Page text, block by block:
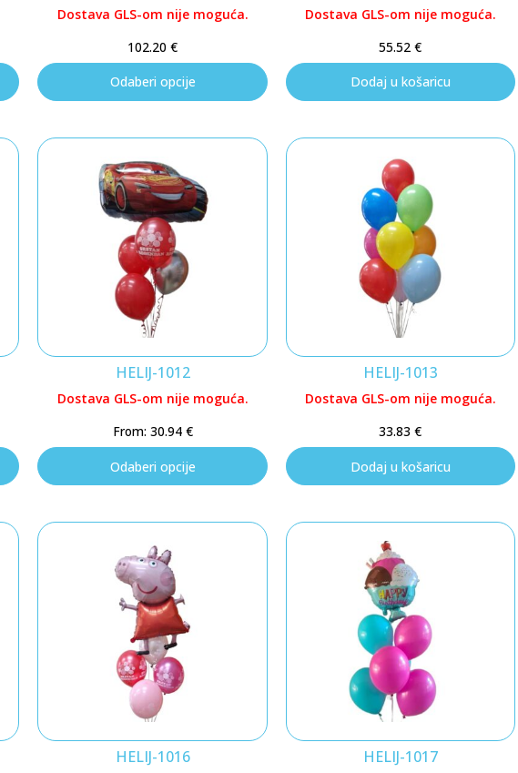
Dostava GLS-om nije moguća.
102.20€
Odaberi opcije
Dostava GLS-om nije moguća.
55.52€
Dodaj u košaricu
HELIJ-1012
Dostava GLS-om nije moguća.
From: 30.94 €
Odaberi opcije
HELIJ-1013
Dostava GLS-om nije moguća.
33.83€
Dodaj u košaricu
HELIJ-1016 HELIJ-1017